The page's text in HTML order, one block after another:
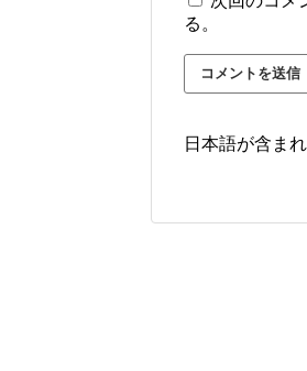
る。
日本語が含ま